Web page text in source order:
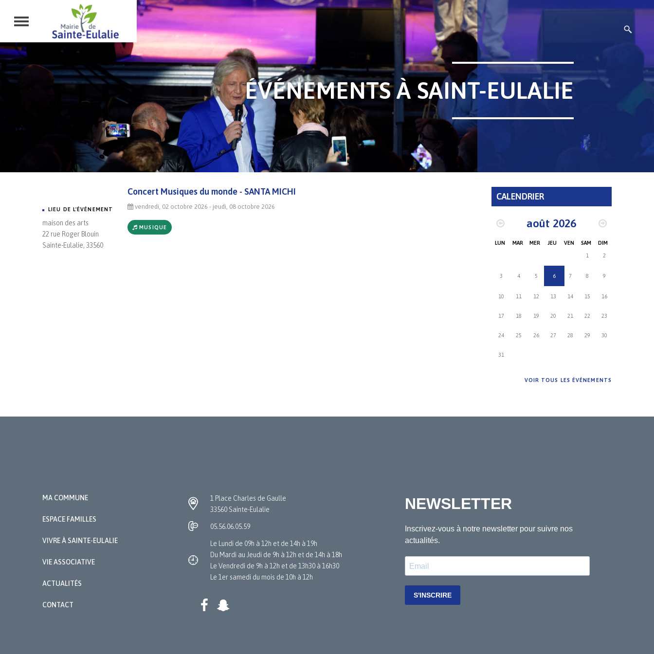
ÉVÉNEMENTS À SAINT-EULALIE
LIEU DE L'ÉVÉNEMENT
maison des arts
22 rue Roger Blouin
Sainte-Eulalie, 33560
Concert Musiques du monde - SANTA MICHI
vendredi, 02 octobre 2026- jeudi, 08 octobre 2026
MUSIQUE
CALENDRIER
août 2026
LUN MAR MER JEU VEN SAM DIM
1 2
3 4 5 6 7 8 9
10 11 12 13 14 15 16
17 18 19 20 21 22 23
24 25 26 27 28 29 30
31
VOIR TOUS LES ÉVÉNEMENTS
MA COMMUNE
ESPACE FAMILLES
VIVRE À SAINTE-EULALIE
VIE ASSOCIATIVE
ACTUALITÉS
CONTACT
1 Place Charles de Gaulle
33560 Sainte-Eulalie
05.56.06.05.59
Le Lundi de 09h à 12h et de 14h à 19h
Du Mardi au Jeudi de 9h à 12h et de 14h à 18h
Le Vendredi de 9h à 12h et de 13h30 à 16h30
Le 1er samedi du mois de 10h à 12h